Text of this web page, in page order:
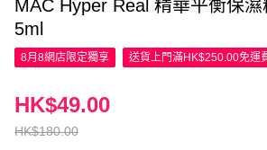
MAC Hyper Real 精華平衡保
5ml
8月8網店限定獨享 送貨上門滿HK$250.00免運
HK$180.00
HK$49.00